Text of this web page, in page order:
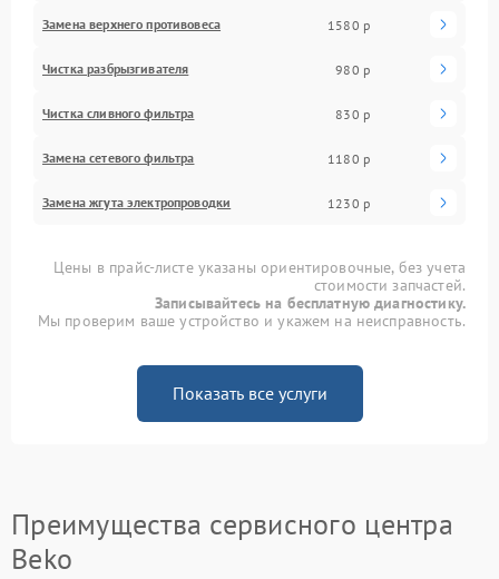
Замена верхнего противовеса 1580 р
Чистка разбрызгивателя 980 р
Чистка сливного фильтра 830 р
Замена сетевого фильтра 1180 р
Замена жгута электропроводки 1230 р
Цены в прайс-листе указаны ориентировочные, без учета
стоимости запчастей.
Записывайтесь на бесплатную диагностику.
Мы проверим ваше устройство и укажем на неисправность.
Показать все услуги
Преимущества сервисного центра
Beko